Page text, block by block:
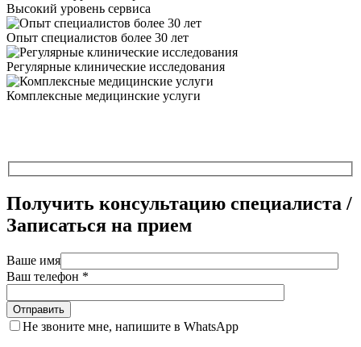
Высокий уровень сервиса
Опыт специалистов более 30 лет
Регулярные клинические исследования
Комплексные медицинские услуги
Получить консультацию специалиста /
Записаться на прием
Ваше имя
Ваш телефон *
Не звоните мне, напишите в WhatsApp